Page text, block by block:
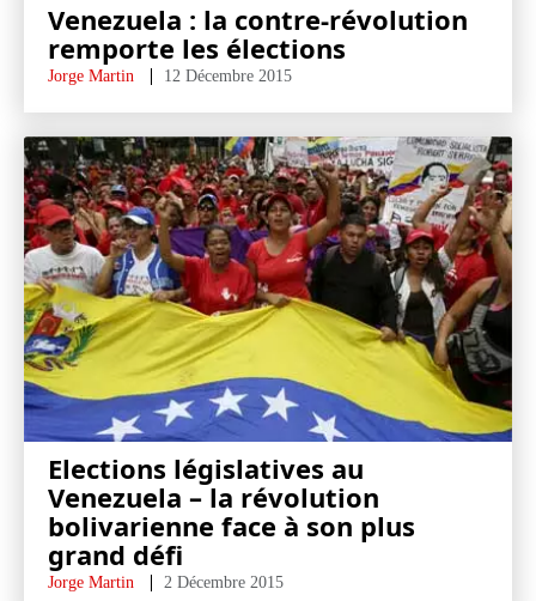
Venezuela : la contre-révolution
remporte les élections
Jorge Martin 12 Décembre 2015
Elections législatives au
Venezuela – la révolution
bolivarienne face à son plus
grand défi
Jorge Martin 2 Décembre 2015